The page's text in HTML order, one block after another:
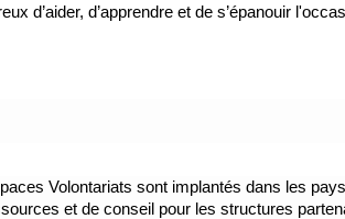
d’aider, d’apprendre et de s’épanouir
Volontariats sont implantés dans les
et de conseil pour les structures